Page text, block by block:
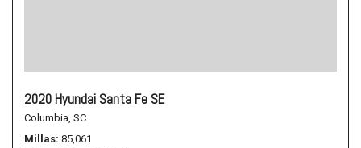
2020 Hyundai Santa Fe SE
Columbia, SC
Millas 85,061